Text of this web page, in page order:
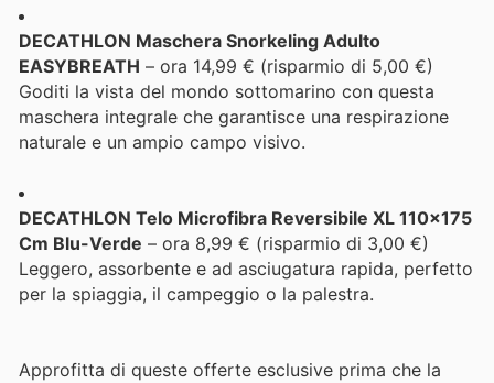
DECATHLON Maschera Snorkeling Adulto
EASYBREATH – ora 14,99 € (risparmio di 5,00 €)
Goditi la vista del mondo sottomarino con questa
maschera integrale che garantisce una respirazione
naturale e un ampio campo visivo.
DECATHLON Telo Microfibra Reversibile XL 110x175
Cm Blu-Verde – ora 8,99 € (risparmio di 3,00 €)
Leggero, assorbente e ad asciugatura rapida, perfetto
per la spiaggia, il campeggio o la palestra.
Approfitta di queste offerte esclusive prima che la